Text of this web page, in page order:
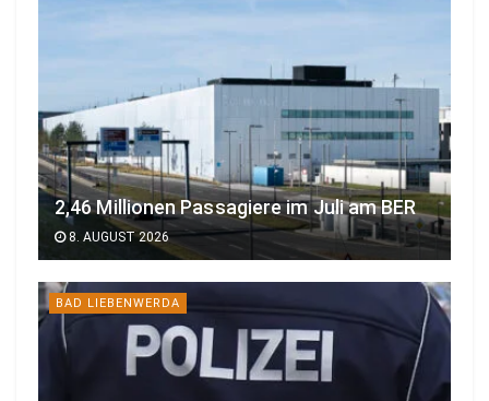
2,46 Millionen Passagiere im Juli am BER
8. AUGUST 2026
BAD LIEBENWERDA